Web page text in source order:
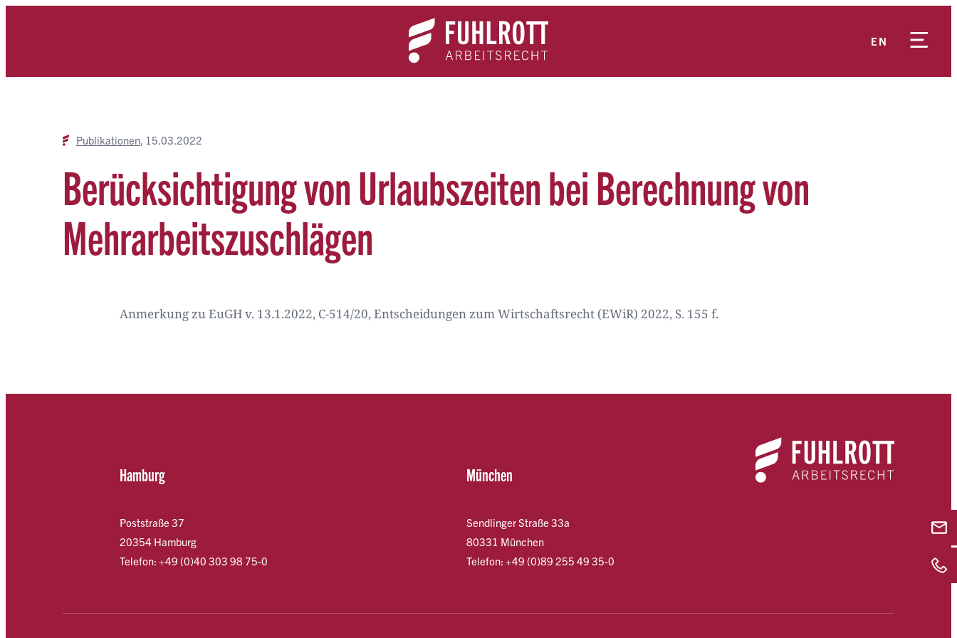
EN
Expertise News
Publikationen 15.03.2022
Berücksichtigung von Urlaubszeiten bei Berechnung von
Mehrarbeitszuschlägen
Anmerkung zu EuGH v. 13.1.2022, C-514/20, Entscheidungen zum Wirtschaftsrecht (EWiR) 2022, S. 155 f.
Hamburg
Poststraße 37
20354 Hamburg
Telefon: +49 (0)40 303 98 75-0
München
Sendlinger Straße 33a
80331 München
Telefon: +49 (0)89 255 49 35-0